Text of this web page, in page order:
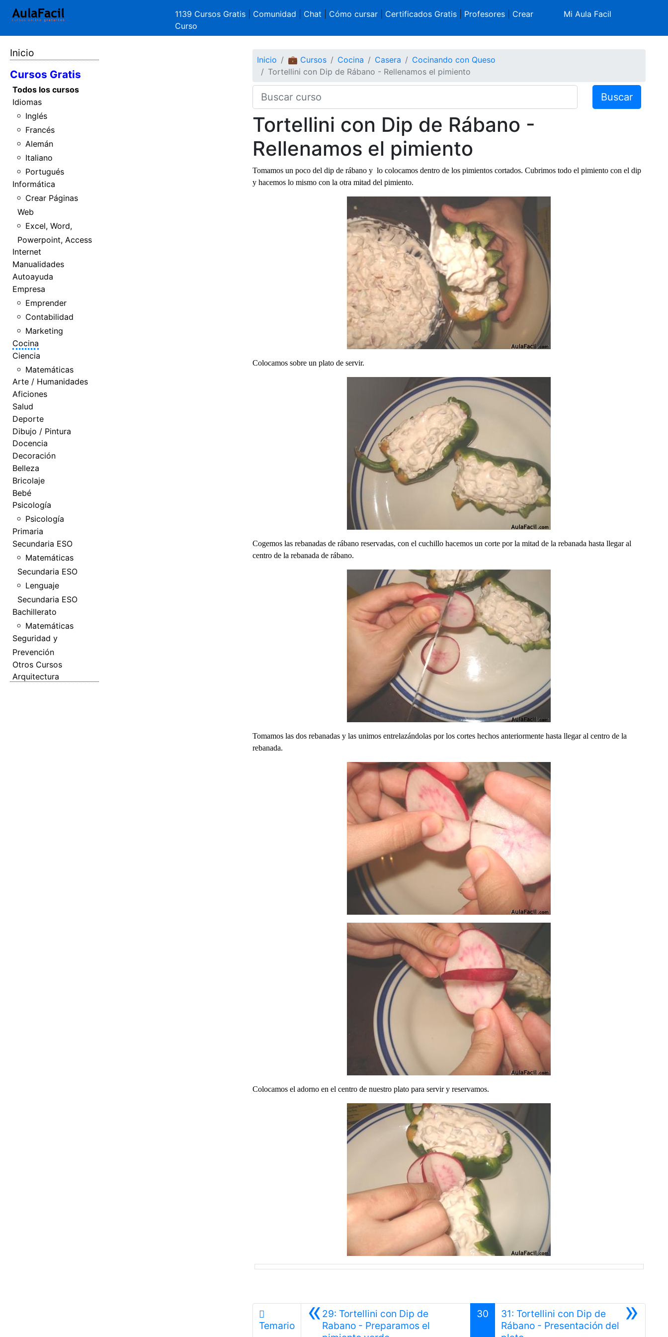
1139 Cursos Gratis Comunidad Chat Cómo cursar| Certificados Gratis| Profesores| Crear
Curso
Mi Aula Facil
Inicio
Cursos Gratis
Todos los cursos
Idiomas
Inglés
Francés
Alemán
Italiano
Portugués
Informática
Crear Páginas
Web
Excel, Word,
Powerpoint, Access
Internet
Manualidades
Autoayuda
Empresa
Emprender
Contabilidad
Marketing
Cocina
Ciencia
Matemáticas
Arte / Humanidades
Aficiones
Salud
Deporte
Dibujo / Pintura
Docencia
Decoración
Belleza
Bricolaje
Bebé
Psicología
Psicología
Primaria
Secundaria ESO
Matemáticas
Secundaria ESO
Lenguaje
Secundaria ESO
Bachillerato
Matemáticas
Seguridad y
Prevención
Otros Cursos
Arquitectura
Inicio 💼 Cursos Cocina Casera
Cocinando con Queso
Tortellini con Dip de Rábano - Rellenamos el pimiento
Buscar
Tortellini con Dip de Rábano -
Rellenamos el pimiento
Tomamos un poco del dip de rábano y lo colocamos dentro de los pimientos cortados. Cubrimos todo el pimiento con el dip
y hacemos lo mismo con la otra mitad del pimiento.
Colocamos sobre un plato de servir.
Cogemos las rebanadas de rábano reservadas, con el cuchillo hacemos un corte por la mitad de la rebanada hasta llegar al
centro de la rebanada de rábano.
Tomamos las dos rebanadas y las unimos entrelazándolas por los cortes hechos anteriormente hasta llegar al centro de la
rebanada.
Colocamos el adorno en el centro de nuestro plato para servir y reservamos.
Temario «29: Tortellini con Dip de
Rabano - Preparamos el
30 »
31: Tortellini con Dip de
Rábano - Presentación del